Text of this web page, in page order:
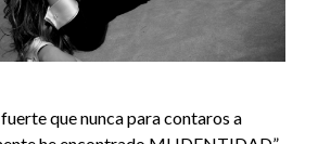
que nunca para contaros a